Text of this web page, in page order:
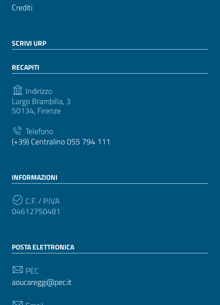
Crediti
SCRIVI URP
RECAPITI
Indirizzo
Largo Brambilla, 3
50134, Firenze
Telefono
(+39) Centralino 055 794 111
INFORMAZIONI
C.F. / P.IVA
04612750481
POSTA ELETTRONICA
PEC
aoucareggi@pec.it